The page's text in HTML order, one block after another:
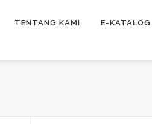
TENTANG KAMI E-